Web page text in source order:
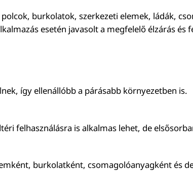
burkolatok, szerkezeti elemek, ládák,
esetén javasolt a megfelelő élzárás és
így ellenállóbb a párásabb környezetben is.
felhasználásra is alkalmas lehet, de
burkolatként, csomagolóanyagként és